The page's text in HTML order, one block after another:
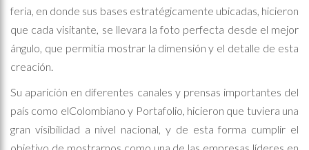
feria, en donde sus bases estratégicamente ubicadas, hicieron
que cada visitante, se llevara la foto perfecta desde el mejor
ángulo, que permitía mostrar la dimensión y el detalle de esta
creación.
Su aparición en diferentes canales y prensas importantes del
país como elColombiano y Portafolio, hicieron que tuviera una
gran visibilidad a nivel nacional, y de esta forma cumplir el